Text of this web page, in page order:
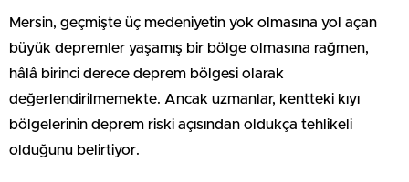
Mersin, geçmişte üç medeniyetin yok olmasına yol açan
büyük depremler yaşamış bir bölge olmasına rağmen,
hâlâ birinci derece deprem bölgesi olarak
değerlendirilmemekte. Ancak uzmanlar, kentteki kıyı
bölgelerinin deprem riski açısından oldukça tehlikeli
olduğunu belirtiyor.